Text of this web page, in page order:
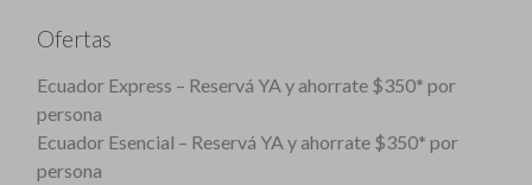
Ofertas
Ecuador Express – Reservá YA y ahorrate $350* por
persona
Ecuador Esencial – Reservá YA y ahorrate $350* por
persona